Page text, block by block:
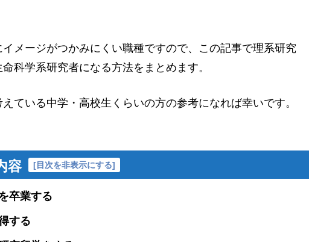
メージがつかみにくい職種ですので、この記事で理系研究
科学系研究者になる方法をまとめます。
ている中学・高校生くらいの方の参考になれば幸いです。
容 [目次を非表示にする]
卒業する
する